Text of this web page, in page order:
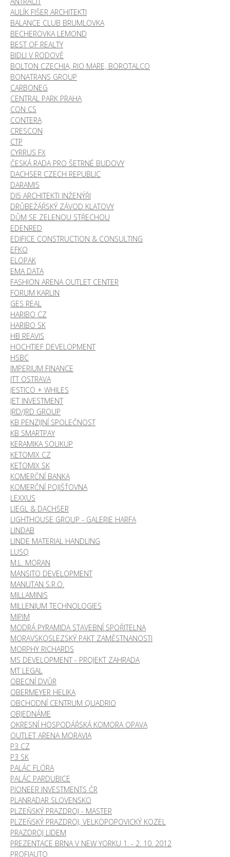
AULÍK FIŠER ARCHITEKTI
BALANCE CLUB BRUMLOVKA
BECHEROVKA LEMOND
BEST OF REALTY
BIDLI V RODOVĚ
BOLTON CZECHIA, RIO MARE, BOROTALCO
BONATRANS GROUP
CARBONEG
CENTRAL PARK PRAHA
CON CS
CONTERA
CRESCON
CTP
CYRRUS FX
ČESKÁ RADA PRO ŠETRNÉ BUDOVY
DACHSER CZECH REPUBLIC
DARAMIS
DI5 ARCHITEKTI INŽENÝŘI
DRŮBEŽÁŘSKÝ ZÁVOD KLATOVY
DŮM SE ZELENOU STŘECHOU
EDENRED
EDIFICE CONSTRUCTION & CONSULTING
EFKO
ELOPAK
EMA DATA
FASHION ARENA OUTLET CENTER
FORUM KARLIN
GES REAL
HARIBO CZ
HARIBO SK
HB REAVIS
HOCHTIEF DEVELOPMENT
HSBC
IMPERIUM FINANCE
ITT OSTRAVA
JESTICO + WHILES
JET INVESTMENT
JRD/JRD GROUP
KB PENZIJNÍ SPOLEČNOST
KB SMARTPAY
KERAMIKA SOUKUP
KETOMIX CZ
KETOMIX SK
KOMERČNÍ BANKA
KOMERČNÍ POJIŠŤOVNA
LEXXUS
LIEGL & DACHSER
LIGHTHOUSE GROUP - GALERIE HARFA
LINDAB
LINDE MATERIAL HANDLING
LUSQ
M.L. MORAN
MANSITO DEVELOPMENT
MANUTAN S.R.O.
MILLAMINIS
MILLENIUM TECHNOLOGIES
MIPIM
MODRÁ PYRAMIDA STAVEBNÍ SPOŘITELNA
MORAVSKOSLEZSKÝ PAKT ZAMĚSTNANOSTI
MORPHY RICHARDS
MS DEVELOPMENT - PROJEKT ZAHRADA
MT LEGAL
OBECNÍ DVŮR
OBERMEYER HELIKA
OBCHODNÍ CENTRUM QUADRIO
OBJEDNÁME
OKRESNÍ HOSPODÁŘSKÁ KOMORA OPAVA
OUTLET ARENA MORAVIA
P3 CZ
P3 SK
PALÁC FLÓRA
PALÁC PARDUBICE
PIONEER INVESTMENTS ČR
PLANRADAR SLOVENSKO
PLZEŇSKÝ PRAZDROJ - MASTER
PLZEŇSKÝ PRAZDROJ, VELKOPOPOVICKÝ KOZEL
PRAZDROJ LIDEM
PREZENTACE BRNA V NEW YORKU 1. - 2. 10. 2012
PROFIAUTO